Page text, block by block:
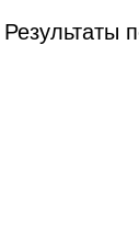
Результаты